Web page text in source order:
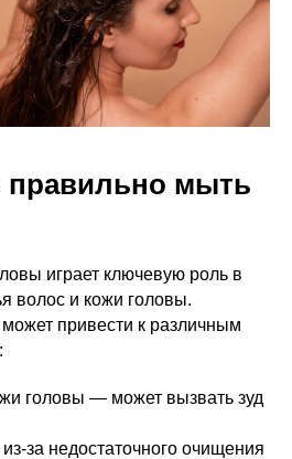
правильно мыть
играет ключевую роль в
волос и кожи головы.
привести к различным
головы — может вызвать зуд
за недостаточного очищения